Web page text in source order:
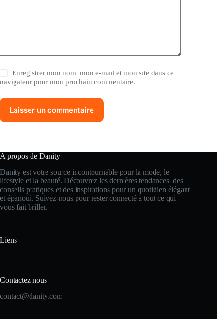
Enregistrer mon nom, mon e-mail et mon site dans ce
navigateur pour mon prochain commentaire.
Laisser un commentaire
A propos de Danity
Danity est votre source incontournable pour la mode, le
lifestyle et la beauté. Découvrez les dernières tendances, des
conseils pratiques et des inspirations pour un quotidien élégant
et épanoui. Suivez-nous pour rester connecté à tout ce qui
vous fait briller.
Liens
Contactez nous
contact@danity.com